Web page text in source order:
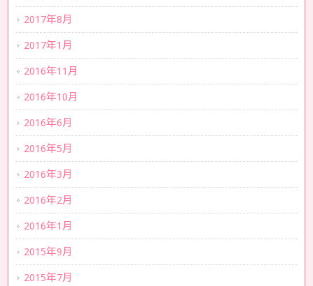
2017年8月
2017年1月
2016年11月
2016年10月
2016年6月
2016年5月
2016年3月
2016年2月
2016年1月
2015年9月
2015年7月